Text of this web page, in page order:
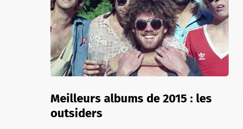
Meilleurs albums de 2015 : les
outsiders